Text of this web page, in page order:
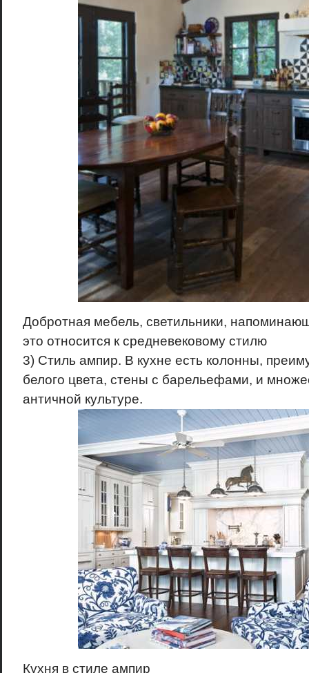
Добротная мебель, светильники,
это относится к средневековому стилю
3) Стиль ампир. В кухне есть колонны,
белого цвета, стены с барельефами, и
античной культуре.
Кухня в стиле ампир